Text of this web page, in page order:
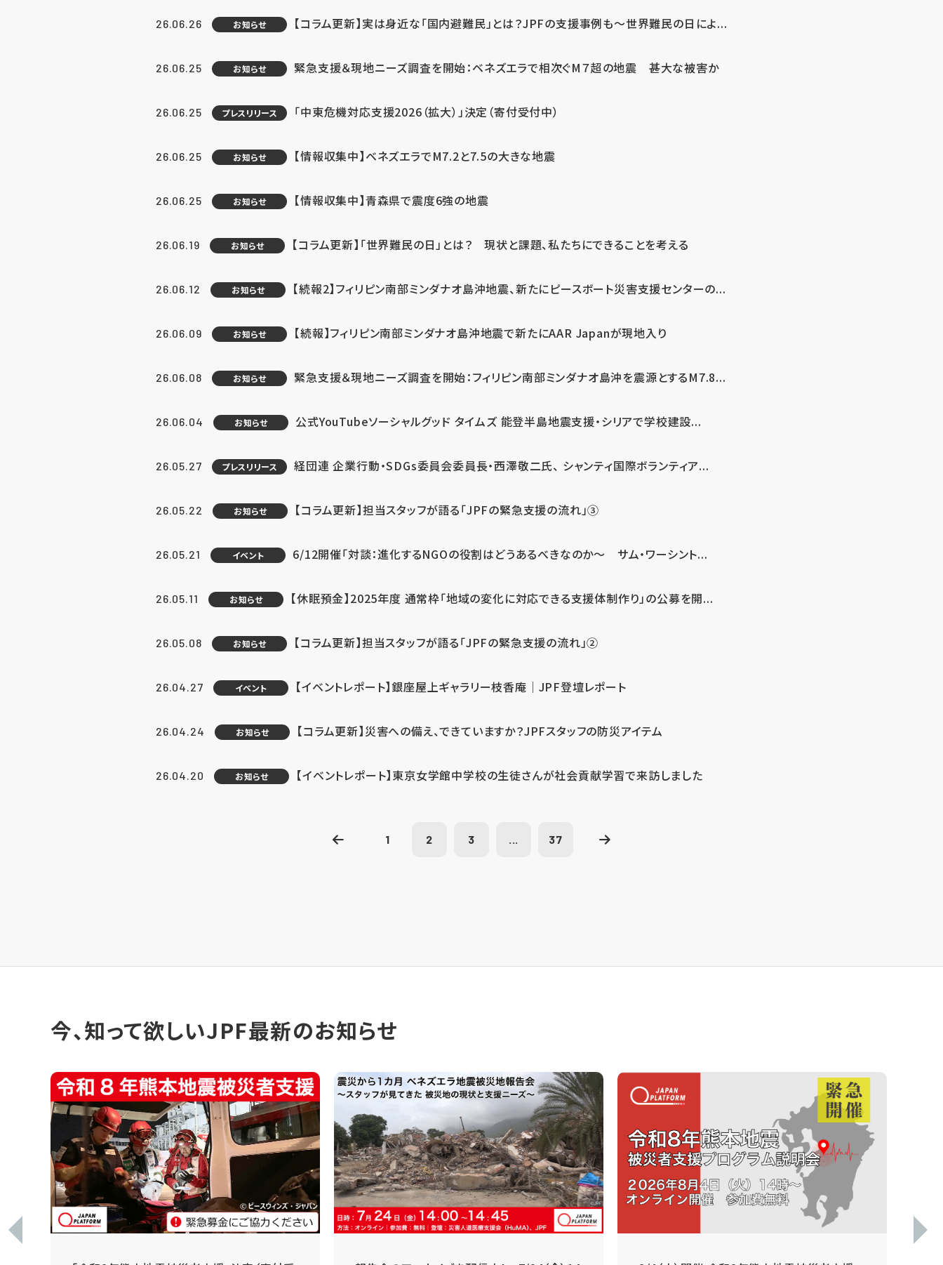
26.06.26 お知らせ 【コラム更新】実は身近な「国内避難民」とは？JPFの支援事例も～世界難民の日によ...
26.06.25 お知らせ 緊急支援＆現地ニーズ調査を開始：ベネズエラで相次ぐM７超の地震 甚大な被害か
26.06.25 プレスリリース 「中東危機対応支援2026（拡大）」決定（寄付受付中）
26.06.25 お知らせ 【情報収集中】ベネズエラでM7.2と7.5の大きな地震
26.06.25 お知らせ 【情報収集中】青森県で震度6強の地震
26.06.19 お知らせ 【コラム更新】「世界難民の日」とは？ 現状と課題、私たちにできることを考える
26.06.12 お知らせ 【続報2】フィリピン南部ミンダナオ島沖地震、新たにピースボート災害支援センターの...
26.06.09 お知らせ 【続報】フィリピン南部ミンダナオ島沖地震で新たにAAR Japanが現地入り
26.06.08 お知らせ 緊急支援＆現地ニーズ調査を開始：フィリピン南部ミンダナオ島沖を震源とするM7.8...
26.06.04 お知らせ 公式YouTubeソーシャルグッド タイムズ 能登半島地震支援・シリアで学校建設...
26.05.27 プレスリリース 経団連 企業行動・SDGs委員会委員長・西澤敬二氏、 シャンティ国際ボランティア...
26.05.22 お知らせ 【コラム更新】担当スタッフが語る「JPFの緊急支援の流れ」③
26.05.21 イベント 6/12開催「対談：進化するNGOの役割はどうあるべきなのか～ サム・ワーシント...
26.05.11 お知らせ 【休眠預金】2025年度 通常枠「地域の変化に対応できる支援体制作り」の公募を開...
26.05.08 お知らせ 【コラム更新】担当スタッフが語る「JPFの緊急支援の流れ」②
26.04.27 イベント 【イベントレポート】銀座屋上ギャラリー枝香庵｜JPF登壇レポート
26.04.24 お知らせ 【コラム更新】災害への備え、できていますか？JPFスタッフの防災アイテム
26.04.20 お知らせ 【イベントレポート】東京女学館中学校の生徒さんが社会貢献学習で来訪しました
1 2 3 ... 37
今、知って欲しいJPF最新のお知らせ